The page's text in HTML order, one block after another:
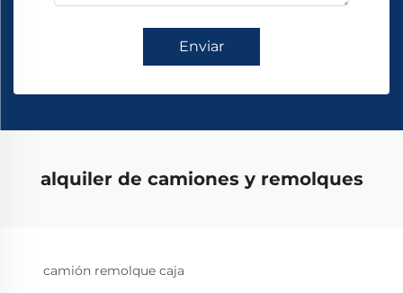
Enviar
alquiler de camiones y remolques
camión remolque caja